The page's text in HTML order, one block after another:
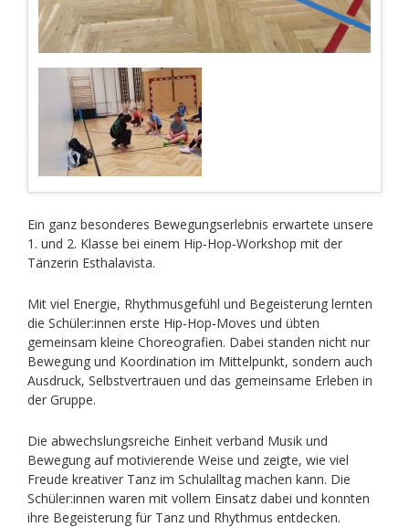
Ein ganz besonderes Bewegungserlebnis erwartete unsere
1. und 2. Klasse bei einem Hip‑Hop‑Workshop mit der
Tänzerin Esthalavista.
Mit viel Energie, Rhythmusgefühl und Begeisterung lernten
die Schüler:innen erste Hip‑Hop‑Moves und übten
gemeinsam kleine Choreografien. Dabei standen nicht nur
Bewegung und Koordination im Mittelpunkt, sondern auch
Ausdruck, Selbstvertrauen und das gemeinsame Erleben in
der Gruppe.
Die abwechslungsreiche Einheit verband Musik und
Bewegung auf motivierende Weise und zeigte, wie viel
Freude kreativer Tanz im Schulalltag machen kann. Die
Schüler:innen waren mit vollem Einsatz dabei und konnten
ihre Begeisterung für Tanz und Rhythmus entdecken.